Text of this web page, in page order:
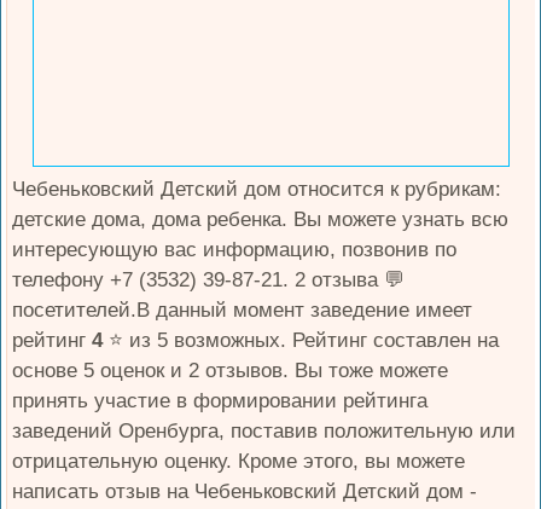
Чебеньковский Детский дом относится к рубрикам:
детские дома, дома ребенка. Вы можете узнать всю
интересующую вас информацию, позвонив по
телефону +7 (3532) 39-87-21. 2 отзыва 💬
посетителей.В данный момент заведение имеет
рейтинг4⭐️ из 5 возможных. Рейтинг составлен на
основе 5 оценок и 2 отзывов. Вы тоже можете
принять участие в формировании рейтинга
заведений Оренбурга, поставив положительную или
отрицательную оценку. Кроме этого, вы можете
написать отзыв на Чебеньковский Детский дом -